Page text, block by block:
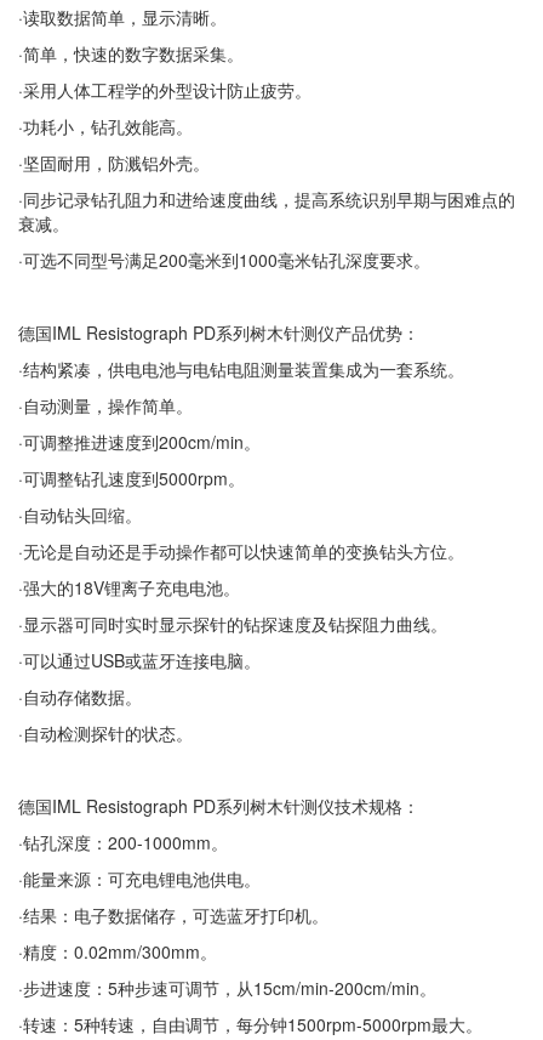
·读取数据简单，显示清晰。
·简单，快速的数字数据采集。
·采用人体工程学的外型设计防止疲劳。
·功耗小，钻孔效能高。
·坚固耐用，防溅铝外壳。
·同步记录钻孔阻力和进给速度曲线，提高系统识别早期与困难点的
衰减。
·可选不同型号满足200毫米到1000毫米钻孔深度要求。
德国IML Resistograph PD系列树木针测仪产品优势：
·结构紧凑，供电电池与电钻电阻测量装置集成为一套系统。
·自动测量，操作简单。
·可调整推进速度到200cm/min。
·可调整钻孔速度到5000rpm。
·自动钻头回缩。
·无论是自动还是手动操作都可以快速简单的变换钻头方位。
·强大的18V锂离子充电电池。
·显示器可同时实时显示探针的钻探速度及钻探阻力曲线。
·可以通过USB或蓝牙连接电脑。
·自动存储数据。
·自动检测探针的状态。
德国IML Resistograph PD系列树木针测仪技术规格：
·钻孔深度：200-1000mm。
·能量来源：可充电锂电池供电。
·结果：电子数据储存，可选蓝牙打印机。
·精度：0.02mm/300mm。
·步进速度：5种步速可调节，从15cm/min-200cm/min。
·转速：5种转速，自由调节，每分钟1500rpm-5000rpm最大。